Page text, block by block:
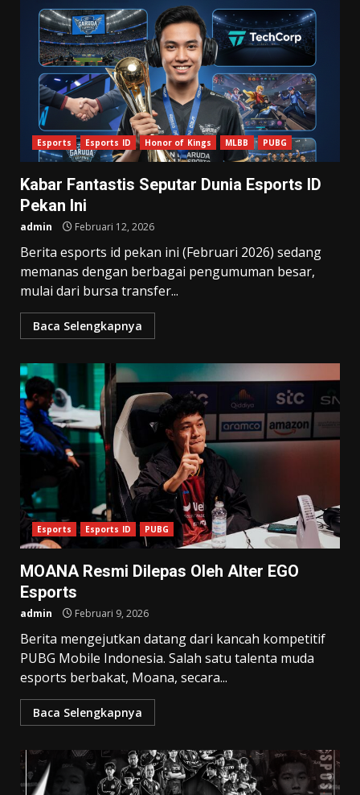
Esports Esports ID Honor of Kings MLBB PUBG
Kabar Fantastis Seputar Dunia Esports ID
Pekan Ini
admin Februari 12, 2026
Berita esports id pekan ini (Februari 2026) sedang
memanas dengan berbagai pengumuman besar,
mulai dari bursa transfer...
Baca Selengkapnya
Esports Esports ID PUBG
MOANA Resmi Dilepas Oleh Alter EGO
Esports
admin Februari 9, 2026
Berita mengejutkan datang dari kancah kompetitif
PUBG Mobile Indonesia. Salah satu talenta muda
esports berbakat, Moana, secara...
Baca Selengkapnya